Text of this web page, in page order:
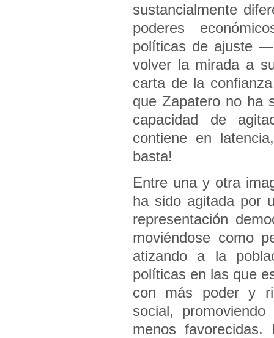
sustancialmente
poderes
políticas de ajuste
volver la mirada a
carta de la
que Zapatero no ha
capacidad de
contiene en
basta!
Entre una y otra
ha sido agitada por
representación
moviéndose como
atizando a la
políticas en las que
con más poder y
social,
menos